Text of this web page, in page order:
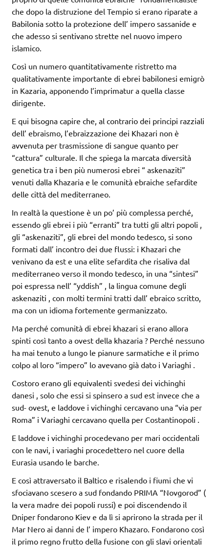
che dopo la distruzione del Tempio si erano riparate a
Babilonia sotto la protezione dell’ impero sassanide e
che adesso si sentivano strette nel nuovo impero
islamico.
Così un numero quantitativamente ristretto ma
qualitativamente importante di ebrei babilonesi emigrò
in Kazaria, apponendo l’imprimatur a quella classe
dirigente.
E qui bisogna capire che, al contrario dei principi razziali
dell’ ebraismo, l’ebraizzazione dei Khazari non è
avvenuta per trasmissione di sangue quanto per
“cattura” culturale. Il che spiega la marcata diversità
genetica tra i ben più numerosi ebrei “ askenaziti”
venuti dalla Khazaria e le comunità ebraiche sefardite
delle città del mediterraneo.
In realtà la questione è un po’ più complessa perché,
essendo gli ebrei i più “erranti” tra tutti gli altri popoli ,
gli “askenaziti”, gli ebrei del mondo tedesco, si sono
formati dall’ incontro dei due flussi: i Khazari che
venivano da est e una elite sefardita che risaliva dal
mediterraneo verso il mondo tedesco, in una “sintesi”
poi espressa nell’ “yddish” , la lingua comune degli
askenaziti , con molti termini tratti dall’ ebraico scritto,
ma con un idioma fortemente germanizzato.
Ma perché comunità di ebrei khazari si erano allora
spinti così tanto a ovest della khazaria ? Perché nessuno
ha mai tenuto a lungo le pianure sarmatiche e il primo
colpo al loro “impero” lo avevano già dato i Variaghi .
Costoro erano gli equivalenti svedesi dei vichinghi
danesi , solo che essi si spinsero a sud est invece che a
sud- ovest, e laddove i vichinghi cercavano una “via per
Roma” i Variaghi cercavano quella per Costantinopoli .
E laddove i vichinghi procedevano per mari occidentali
con le navi, i variaghi procedettero nel cuore della
Eurasia usando le barche.
E così attraversato il Baltico e risalendo i fiumi che vi
sfociavano scesero a sud fondando PRIMA “Novgorod” (
la vera madre dei popoli russi) e poi discendendo il
Dniper fondarono Kiev e da lì si aprirono la strada per il
Mar Nero ai danni de l’ impero Khazaro. Fondarono così
il primo regno frutto della fusione con gli slavi orientali